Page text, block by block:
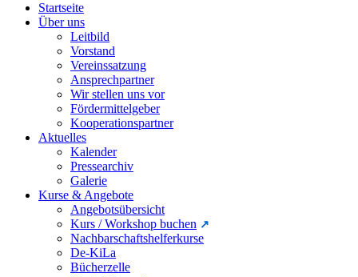
Startseite
Über uns
Leitbild
Vorstand
Vereinssatzung
Ansprechpartner
Wir stellen uns vor
Fördermittelgeber
Kooperationspartner
Aktuelles
Kalender
Pressearchiv
Galerie
Kurse & Angebote
Angebotsübersicht
Kurs / Workshop buchen
Nachbarschaftshelferkurse
De-KiLa
Bücherzelle